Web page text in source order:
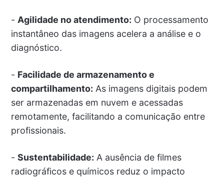
- Agilidade no atendimento: O processamento
instantâneo das imagens acelera a análise e o
diagnóstico.
- Facilidade de armazenamento e
compartilhamento: As imagens digitais podem
ser armazenadas em nuvem e acessadas
remotamente, facilitando a comunicação entre
profissionais.
- Sustentabilidade: A ausência de filmes
radiográficos e químicos reduz o impacto